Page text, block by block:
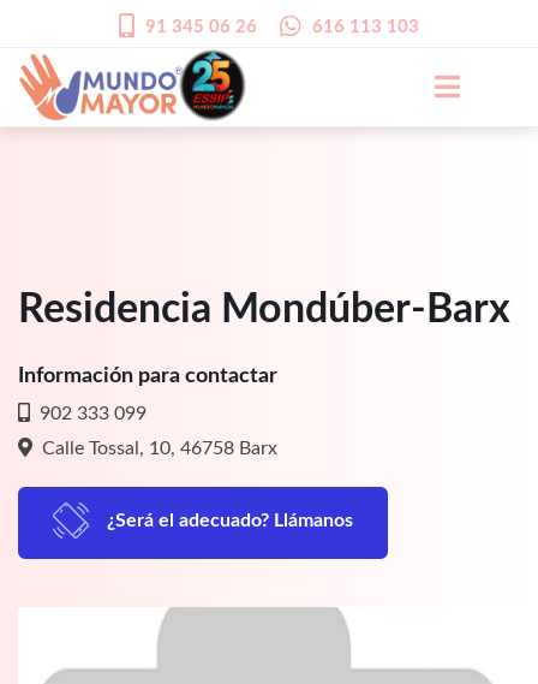
91 345 06 26 616 113 103
Residencia Mondúber-Barx
Información para contactar
902 333 099
Calle Tossal, 10, 46758 Barx
¿Será el adecuado? Llámanos